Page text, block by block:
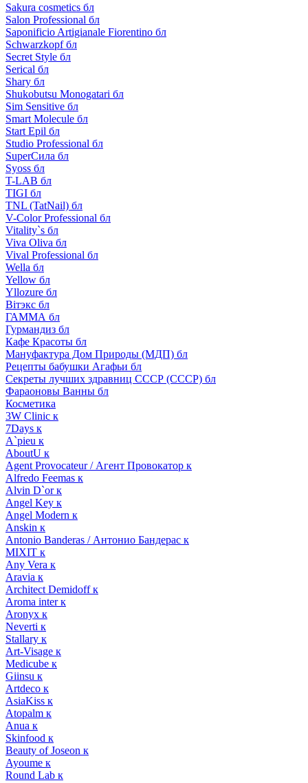
Sakura cosmetics бл
Salon Professional бл
Saponificio Artigianale Fiorentino бл
Schwarzkopf бл
Secret Style бл
Serical бл
Shary бл
Shukobutsu Monogatari бл
Sim Sensitive бл
Smart Molecule бл
Start Epil бл
Studio Professional бл
SuperСила бл
Syoss бл
T-LAB бл
TIGI бл
TNL (TatNail) бл
V-Color Professional бл
Vitality`s бл
Viva Oliva бл
Vival Professional бл
Wella бл
Yellow бл
Yllozure бл
Вiтэкс бл
ГАММА бл
Гурмандиз бл
Кафе Красоты бл
Мануфактура Дом Природы (МДП) бл
Рецепты бабушки Агафьи бл
Секреты лучших здравниц СССР (СССР) бл
Фараоновы Ванны бл
Косметика
3W Clinic к
7Days к
A`pieu к
AboutU к
Agent Provocateur / Агент Провокатор к
Alfredo Feemas к
Alvin D`or к
Angel Key к
Angel Modern к
Anskin к
Antonio Banderas / Антонио Бандерас к
MIXIT к
Any Vera к
Aravia к
Architect Demidoff к
Aroma inter к
Aronyx к
Neverti к
Stallary к
Art-Visage к
Medicube к
Giinsu к
Artdeco к
AsiaKiss к
Atopalm к
Anua к
Skinfood к
Beauty of Joseon к
Ayoume к
Round Lab к